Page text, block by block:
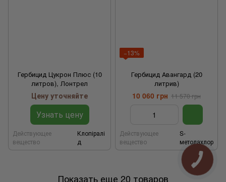
Гербицид Цукрон Плюс (10
литров), Лонтрел
Цену уточняйте
Узнать цену
Действующее
вещество
Клопіралі
д
−13%
Гербицид Авангард (20
литрив)
10 060 грн 11 570 грн
Действующее
вещество
S-
метолахлор
Показать еще 20 товаров